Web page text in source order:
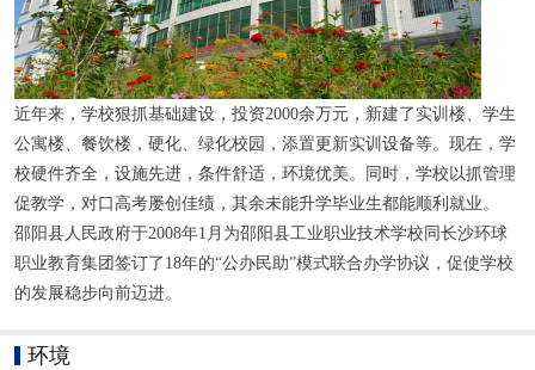
近年来，学校狠抓基础建设，投资2000余万元，新建了实训楼、学生
公寓楼、餐饮楼，硬化、绿化校园，添置更新实训设备等。现在，学
校硬件齐全，设施先进，条件舒适，环境优美。同时，学校以抓管理
促教学，对口高考屡创佳绩，其余未能升学毕业生都能顺利就业。
邵阳县人民政府于2008年1月为邵阳县工业职业技术学校同长沙环球
职业教育集团签订了18年的“公办民助”模式联合办学协议，促使学校
的发展稳步向前迈进。
环境